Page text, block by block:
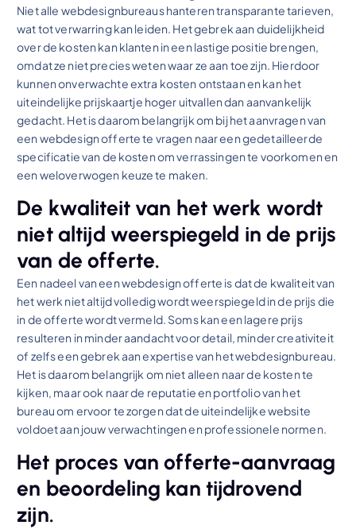
Niet alle webdesignbureaus hanteren transparante tarieven,
wat tot verwarring kan leiden. Het gebrek aan duidelijkheid
over de kosten kan klanten in een lastige positie brengen,
omdat ze niet precies weten waar ze aan toe zijn. Hierdoor
kunnen onverwachte extra kosten ontstaan en kan het
uiteindelijke prijskaartje hoger uitvallen dan aanvankelijk
gedacht. Het is daarom belangrijk om bij het aanvragen van
een webdesign offerte te vragen naar een gedetailleerde
specificatie van de kosten om verrassingen te voorkomen en
een weloverwogen keuze te maken.
De kwaliteit van het werk wordt
niet altijd weerspiegeld in de prijs
van de offerte.
Een nadeel van een webdesign offerte is dat de kwaliteit van
het werk niet altijd volledig wordt weerspiegeld in de prijs die
in de offerte wordt vermeld. Soms kan een lagere prijs
resulteren in minder aandacht voor detail, minder creativiteit
of zelfs een gebrek aan expertise van het webdesignbureau.
Het is daarom belangrijk om niet alleen naar de kosten te
kijken, maar ook naar de reputatie en portfolio van het
bureau om ervoor te zorgen dat de uiteindelijke website
voldoet aan jouw verwachtingen en professionele normen.
Het proces van offerte-aanvraag
en beoordeling kan tijdrovend
zijn.